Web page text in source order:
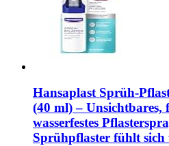
Hansaplast Sprüh-
(40 ml) – Unsichtbares,
wasserfestes
Sprühpflaster fühlt sich